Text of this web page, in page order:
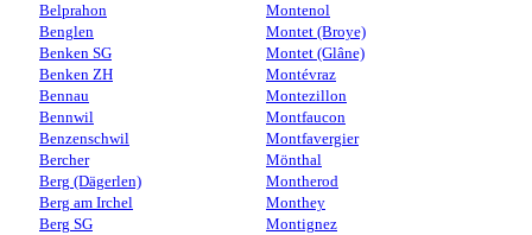
Belprahon
Benglen
Benken SG
Benken ZH
Bennau
Bennwil
Benzenschwil
Bercher
Berg (Dägerlen)
Berg am Irchel
Berg SG
Montenol
Montet (Broye)
Montet (Glâne)
Montévraz
Montezillon
Montfaucon
Montfavergier
Mönthal
Montherod
Monthey
Montignez